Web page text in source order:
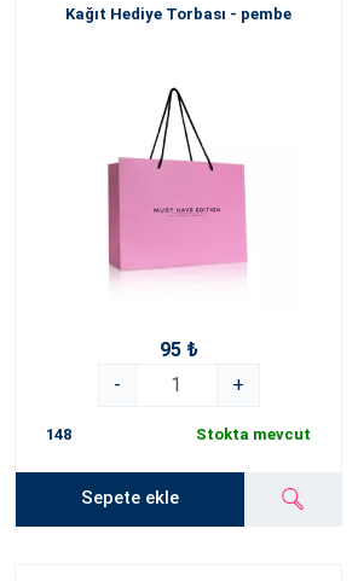
Kağıt Hediye Torbası - pembe
95 ₺
-
+
148 Stokta mevcut
Sepete ekle